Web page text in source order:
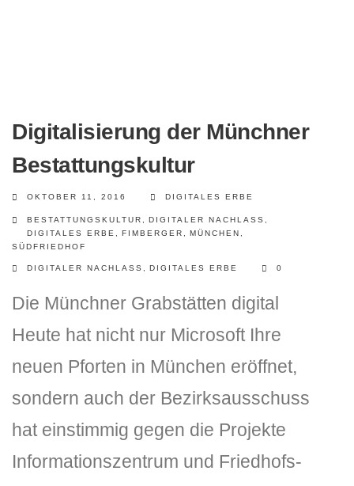
Digitalisierung der Münchner
Bestattungskultur
OKTOBER 11, 2016 DIGITALES ERBE
BESTATTUNGSKULTUR DIGITALER NACHLASS
DIGITALES ERBE
FIMBERGER MÜNCHEN
SÜDFRIEDHOF
DIGITALER NACHLASS DIGITALES ERBE 0
Die Münchner Grabstätten digital
Heute hat nicht nur Microsoft Ihre
neuen Pforten in München eröffnet,
sondern auch der Bezirksausschuss
hat einstimmig gegen die Projekte
Informationszentrum und Friedhofs-